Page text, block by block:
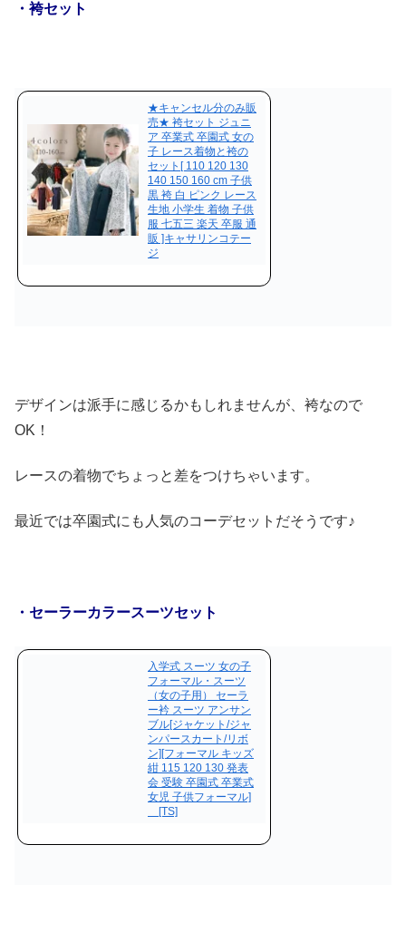
・袴セット
★キャンセル分のみ販
売★ 袴セット ジュニ
ア 卒業式 卒園式 女の
子 レース着物と袴の
セット[ 110 120 130
140 150 160 cm 子供
黒 袴 白 ピンク レース
生地 小学生 着物 子供
服 七五三 楽天 卒服 通
販 ]キャサリンコテー
ジ
デザインは派手に感じるかもしれませんが、袴なので
OK！
レースの着物でちょっと差をつけちゃいます。
最近では卒園式にも人気のコーデセットだそうです♪
・セーラーカラースーツセット
入学式 スーツ 女の子
フォーマル・スーツ
（女の子用） セーラ
ー衿 スーツ アンサン
ブル[ジャケット/ジャ
ンパースカート/リボ
ン][フォーマル キッズ
紺 115 120 130 発表
会 受験 卒園式 卒業式
女児 子供フォーマル]
[TS]